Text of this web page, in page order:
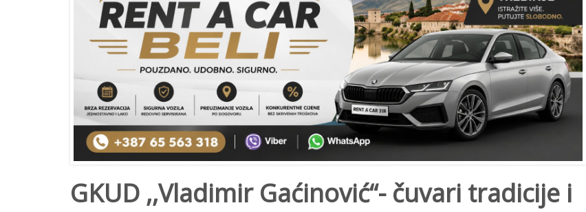
GKUD ,,Vladimir Gaćinović“- čuvari tradicije i